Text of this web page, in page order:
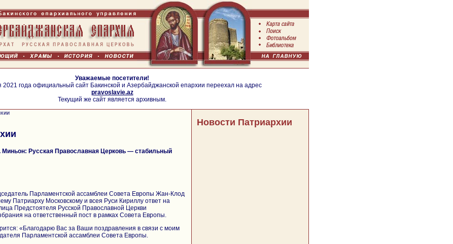
Уважаемые посетители!
2021 года официальный сайт Бакинской и Азербайджанской епархии переехал на адрес
pravoslavie.az
Текущий же сайт является архивным.
Русская Православная Церковь — стабильный
Парламентской ассамблеи Совета Европы Жан-Клод
Патриарху Московскому и всея Руси Кириллу ответ на
Предстоятеля Русской Православной Церкви
на ответственный пост в рамках Совета Европы.
«Благодарю Вас за Ваши поздравления в связи с моим
Парламентской ассамблеи Совета Европы.
Новости Патриархии